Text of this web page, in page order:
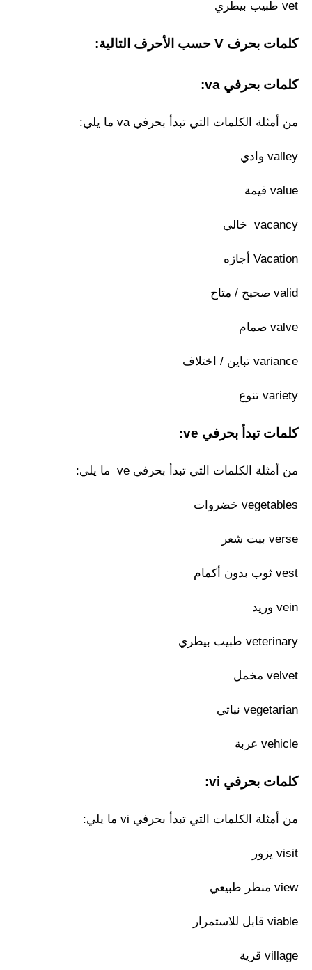
vet طبيب بيطري
كلمات بحرف V حسب الأحرف التالية:
كلمات بحرفي va:
من أمثلة الكلمات التي تبدأ بحرفي va ما يلي:
valley وادي
value قيمة
vacancy خالي
Vacation أجازه
valid صحيح / متاح
valve صمام
variance تباين / اختلاف
variety تنوع
كلمات تبدأ بحرفي ve:
من أمثلة الكلمات التي تبدأ بحرفي ve ما يلي:
vegetables خضروات
verse بيت شعر
vest ثوب بدون أكمام
vein وريد
veterinary طبيب بيطري
velvet مخمل
vegetarian نباتي
vehicle عربة
كلمات بحرفي vi:
من أمثلة الكلمات التي تبدأ بحرفي vi ما يلي:
visit يزور
view منظر طبيعي
viable قابل للاستمرار
village قرية